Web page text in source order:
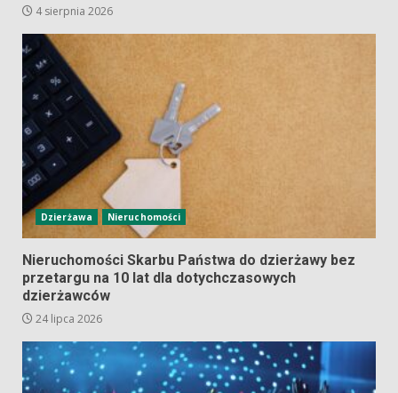
4 sierpnia 2026
Dzierżawa Nieruchomości
Nieruchomości Skarbu Państwa do dzierżawy bez
przetargu na 10 lat dla dotychczasowych
dzierżawców
24 lipca 2026